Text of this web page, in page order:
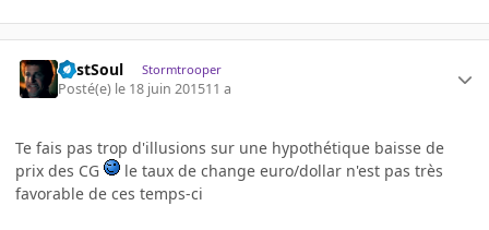
LostSoul Stormtrooper
Posté(e) le 18 juin 201511 a
Te fais pas trop d'illusions sur une hypothétique baisse de
prix des CG
le taux de change euro/dollar n'est pas très
favorable de ces temps-ci